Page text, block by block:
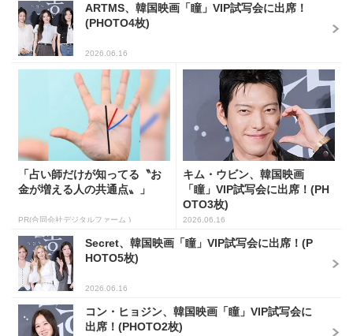
ARTMS、韓国映画「瞳」VIP試写会に出席！
(PHOTO4枚)
2026.06.16
「占い師だけが知ってる〝お
金が増える人の共通点〟」
PR(合同会社デジタルファーム )
キム・ウビン、韓国映画
「瞳」VIP試写会に出席！(PH
OTO3枚)
2026.06.16
Secret、韓国映画「瞳」VIP試写会に出席！(P
HOTO5枚)
2026.06.16
コン・ヒョジン、韓国映画「瞳」VIP試写会に
出席！(PHOTO2枚)